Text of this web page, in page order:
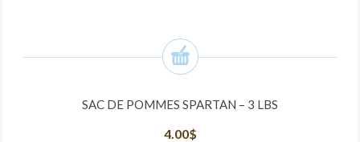
SAC DE POMMES SPARTAN – 3 LBS
4.00$